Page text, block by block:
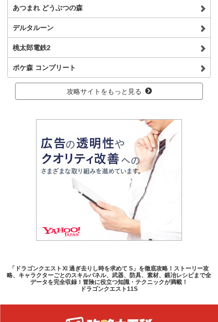
あつまれ どうぶつの森
デルタルーン
桃太郎電鉄2
ポケ森 コンプリート
攻略サイトをもっと見る
「ドラゴンクエストⅪ 過ぎ去りし時を求めて S」を徹底攻略！ストーリー攻
略、キャラクターごとのスキルパネル、武器、防具、素材、鍛冶レシピまで全
データを完全収録！冒険に役立つ知識・テクニックが満載！
ドラゴンクエスト11S